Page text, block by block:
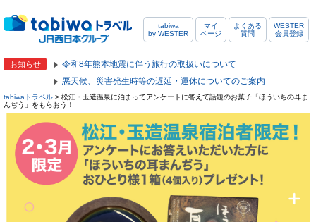
tabiwa
by WESTER
マイ
ページ
よくある
質問
WESTER
会員登録
お知らせ
令和8年熊本地震に伴う旅行の取扱いについて
悪天候、災害発生時等の遅延・運休についてのご案内
tabiwaトラベル > 松江・玉造温泉に泊まってアンケートに答えて話題のお菓子「ほういちの耳ま
んぢう」をもらおう！